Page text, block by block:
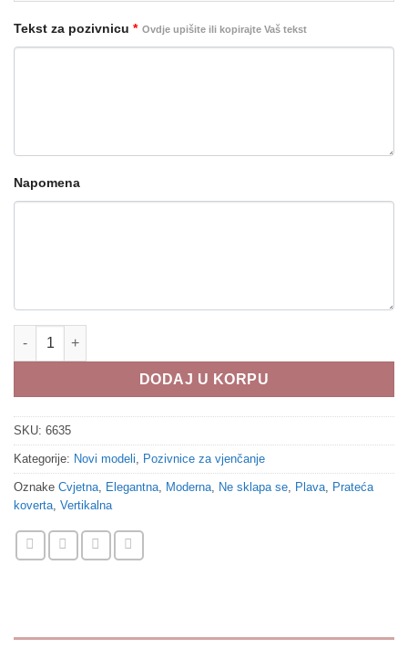
Tekst za pozivnicu * Ovdje upišite ili kopirajte Vaš tekst
Napomena
Pozivnice za vjenčanje 6635 količina
DODAJ U KORPU
SKU: 6635
Kategorije: Novi modeli Pozivnice za vjenčanje
Oznake Cvjetna Elegantna Moderna Ne sklapa se Plava Prateća
koverta Vertikalna